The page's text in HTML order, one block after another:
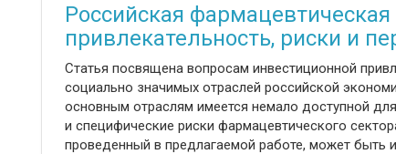
Российская
привлекательность, риски и
Статья посвящена вопросам инвестиционной
социально значимых отраслей российской
основным отраслям имеется немало доступной
и специфические риски фармацевтического
проведенный в предлагаемой работе, может быть